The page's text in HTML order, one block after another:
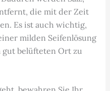
die mit der Zeit
Es ist auch wichtig,
milden Seifenlösung
gut belüfteten Ort zu